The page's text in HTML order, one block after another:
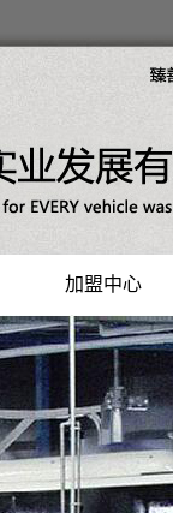
加盟中心